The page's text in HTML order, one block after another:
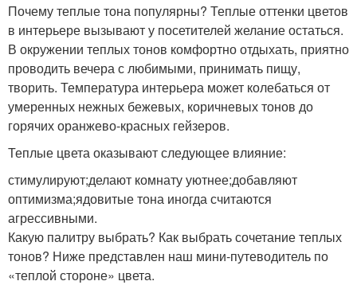
Почему теплые тона популярны? Теплые оттенки цветов
в интерьере вызывают у посетителей желание остаться.
В окружении теплых тонов комфортно отдыхать, приятно
проводить вечера с любимыми, принимать пищу,
творить. Температура интерьера может колебаться от
умеренных нежных бежевых, коричневых тонов до
горячих оранжево-красных гейзеров.
Теплые цвета оказывают следующее влияние:
стимулируют;делают комнату уютнее;добавляют
оптимизма;ядовитые тона иногда считаются
агрессивными.
Какую палитру выбрать? Как выбрать сочетание теплых
тонов? Ниже представлен наш мини-путеводитель по
«теплой стороне» цвета.